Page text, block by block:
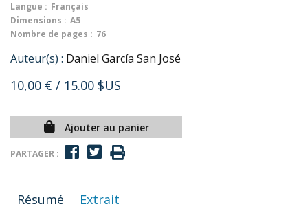
Langue : Français
Dimensions : A5
Nombre de pages : 76
Auteur(s) : Daniel García San José
10,00 € / 15.00 $US
Ajouter au panier
PARTAGER :
Résumé Extrait